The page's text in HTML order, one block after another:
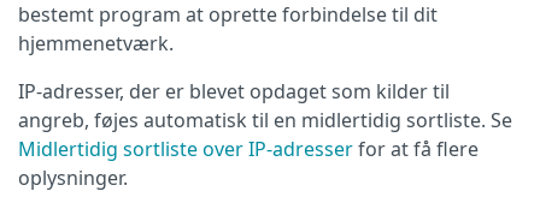
bestemt program at oprette forbindelse til dit
hjemmenetværk.
IP-adresser, der er blevet opdaget som kilder til
angreb, føjes automatisk til en midlertidig sortliste. Se
Midlertidig sortliste over IP-adresserfor at få flere
oplysninger.